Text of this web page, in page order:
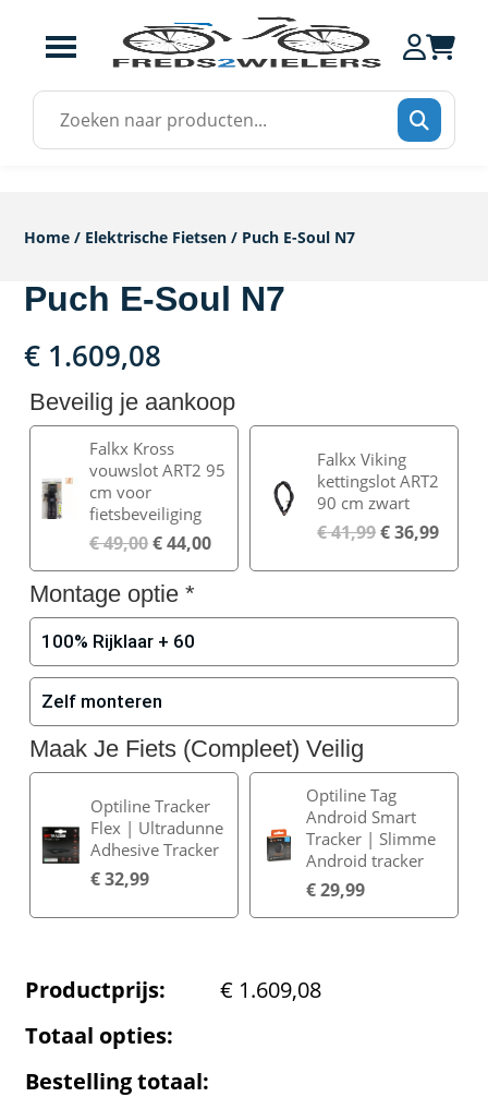
Zoek
naar:
Home / Elektrische Fietsen / Puch E-Soul N7
Puch E-Soul N7
€ 1.609,08
Beveilig je aankoop
Falkx Kross
vouwslot ART2 95
cm voor
fietsbeveiliging
€49,00€44,00
Falkx Viking
kettingslot ART2
90 cm zwart
€41,99€36,99
Montage optie *
100% Rijklaar + 60
Zelf monteren
Maak Je Fiets (Compleet) Veilig
Optiline Tracker
Flex | Ultradunne
Adhesive Tracker
€32,99
Optiline Tag
Android Smart
Tracker | Slimme
Android tracker
€29,99
Productprijs: € 1.609,08
Totaal opties:
Bestelling totaal: